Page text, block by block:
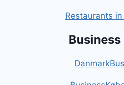
Restaurants